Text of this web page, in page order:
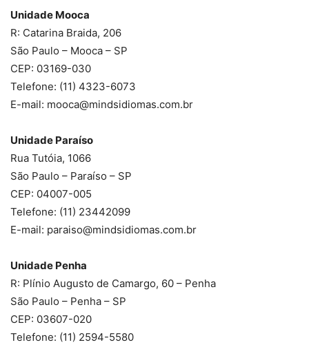
Unidade Mooca
R: Catarina Braida, 206
São Paulo – Mooca – SP
CEP: 03169-030
Telefone: (11) 4323-6073
E-mail: mooca@mindsidiomas.com.br
Unidade Paraíso
Rua Tutóia, 1066
São Paulo – Paraíso – SP
CEP: 04007-005
Telefone: (11) 23442099
E-mail: paraiso@mindsidiomas.com.br
Unidade Penha
R: Plínio Augusto de Camargo, 60 – Penha
São Paulo – Penha – SP
CEP: 03607-020
Telefone: (11) 2594-5580